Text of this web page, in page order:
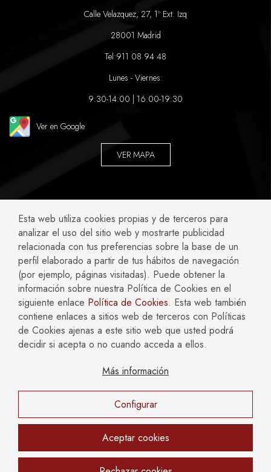
Calle Velazquez, 27, 1º Ext. Izq
28001 Madrid
Tel:911 08 94 48
Lunes - Viernes:
9:30-14:00 | 16:00-19:30
Ver en Google
VER MAPA
ABOGADOS ESPECIALIZADOS EN:
Accidentes y Negligencias
Civil
Compliance
Concursal
Empresas
Familia
Fiscal
Hipotecario y Bancario
Inmobiliario y Construcción
Laboral
Mercantil y Societario
Penal
AVISO LEGAL
POLÍTICA DE COOKIES
Copyright © 2026 Català Reinón Abogados. Todos los
derechos reservados.
Esta web utiliza cookies propias y de terceros para
analizar el uso del sitio web y mostrarte publicidad
relacionada con tus preferencias sobre la base de un
perfil elaborado a partir de tus hábitos de navegación
(por ejemplo, páginas visitadas). Puede obtener la
información sobre nuestra Política de Cookies en el
siguiente enlace Política de Cookies. Esta web también
contiene enlaces a sitios web de terceros con Políticas
de Cookies ajenas a este sitio web que usted podrá
decidir si acepta o no cuando acceda a ellos.
Más información
Configurar
Aceptar cookies